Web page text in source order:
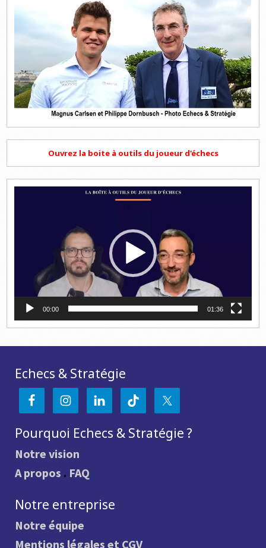
Ouvrez la boite à outils du joueur d'échecs
00:00 01:36
Echecs & Stratégie
Pourquoi Echecs & Stratégie ?
Notre vision
A propos . FAQ
Notre entreprise
Notre équipe
Mentions légales et CGV